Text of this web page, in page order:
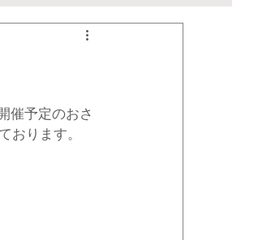
催予定のおさ
ります。